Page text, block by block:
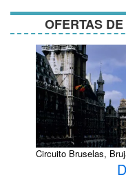
OFERTAS
Circuito Bruselas,